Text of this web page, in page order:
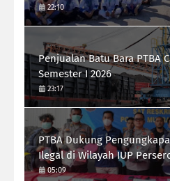
Sungai Indonesia 2026
22:10
Penjualan Batu Bara PTBA
Semester I 2026
23:17
PTBA Dukung
Ilegal di Wilayah IUP
05:09